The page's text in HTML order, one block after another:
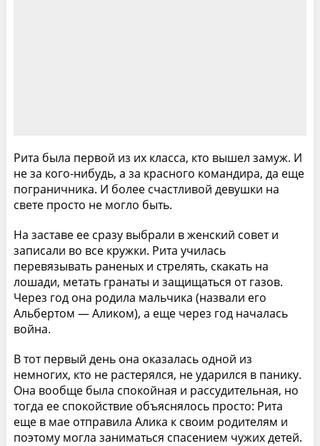
Рита была первой из их класса, кто вышел замуж. И
не за кого-нибудь, а за красного командира, да еще
пограничника. И более счастливой девушки на
свете просто не могло быть.
На заставе ее сразу выбрали в женский совет и
записали во все кружки. Рита училась
перевязывать раненых и стрелять, скакать на
лошади, метать гранаты и защищаться от газов.
Через год она родила мальчика (назвали его
Альбертом — Аликом), а еще через год началась
война.
В тот первый день она оказалась одной из
немногих, кто не растерялся, не ударился в панику.
Она вообще была спокойная и рассудительная, но
тогда ее спокойствие объяснялось просто: Рита
еще в мае отправила Алика к своим родителям и
поэтому могла заниматься спасением чужих детей.